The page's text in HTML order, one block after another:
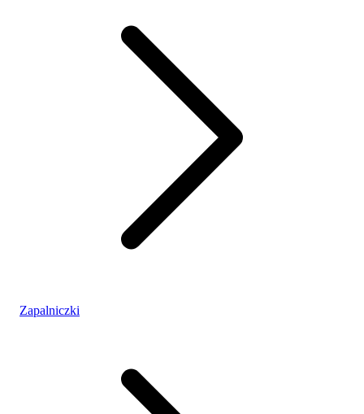
Zapalniczki